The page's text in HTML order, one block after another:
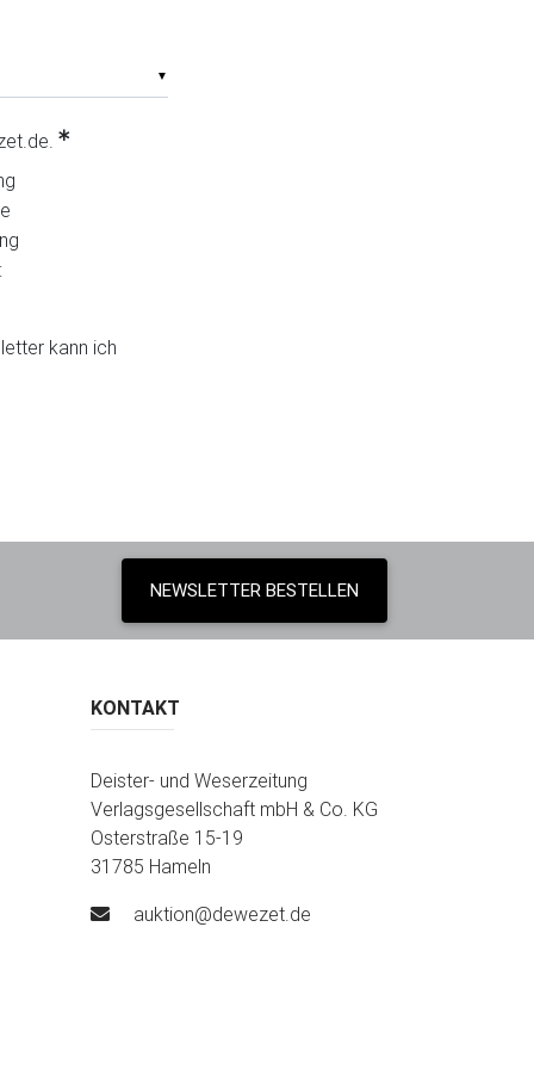
▼
kann ich
NEWSLETTER BESTELLEN
KONTAKT
Deister- und Weserzeitung
Verlagsgesellschaft mbH & Co. KG
Osterstraße 15-19
31785 Hameln
auktion@dewezet.de